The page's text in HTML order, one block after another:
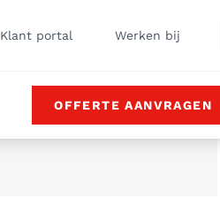
Klant portal Werken bij
OFFERTE AANVRAGEN